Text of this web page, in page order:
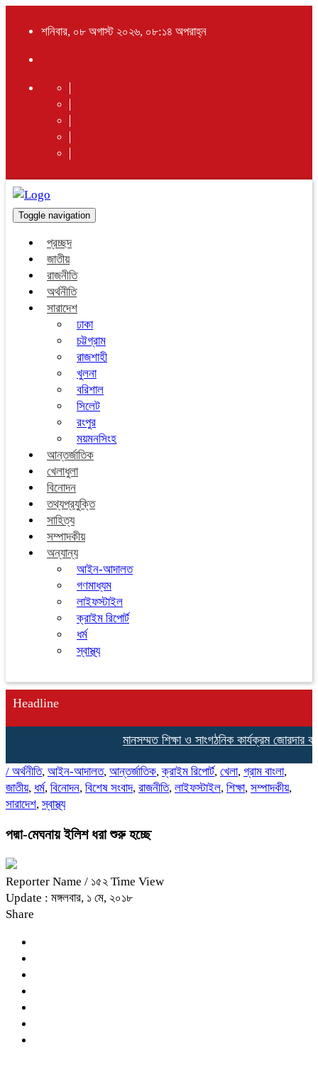
শনিবার, ০৮ অগাস্ট ২০২৬, ০৮:১৪ অপরাহ্ন
Toggle navigation
প্রচ্ছদ
জাতীয়
রাজনীতি
অর্থনীতি
সারাদেশ
ঢাকা
চট্টগ্রাম
রাজশাহী
খুলনা
বরিশাল
সিলেট
রংপুর
ময়মনসিংহ
আন্তর্জাতিক
খেলাধুলা
বিনোদন
তথ্যপ্রযুক্তি
সাহিত্য
সম্পাদকীয়
অন্যান্য
আইন-আদালত
গণমাধ্যম
লাইফস্টাইল
ক্রাইম রিপোর্ট
ধর্ম
স্বাস্থ্য
Headline
মানসম্মত শিক্ষা ও সাংগঠনিক কার্যক্রম জোরদার করতে
/ অর্থনীতি, আইন-আদালত, আন্তর্জাতিক,ক্রাইম রিপোর্ট, খেলা, গ্রাম বাংলা,
জাতীয়, ধর্ম, বিনোদন, বিশেষ সংবাদ, রাজনীতি, লাইফস্টাইল, শিক্ষা, সম্পাদকীয়,
সারাদেশ,স্বাস্থ্য
পদ্মা-মেঘনায় ইলিশ ধরা শুরু হচ্ছে
Reporter Name / ১৫২ Time View
Update : মঙ্গলবার, ১ মে, ২০১৮
Share